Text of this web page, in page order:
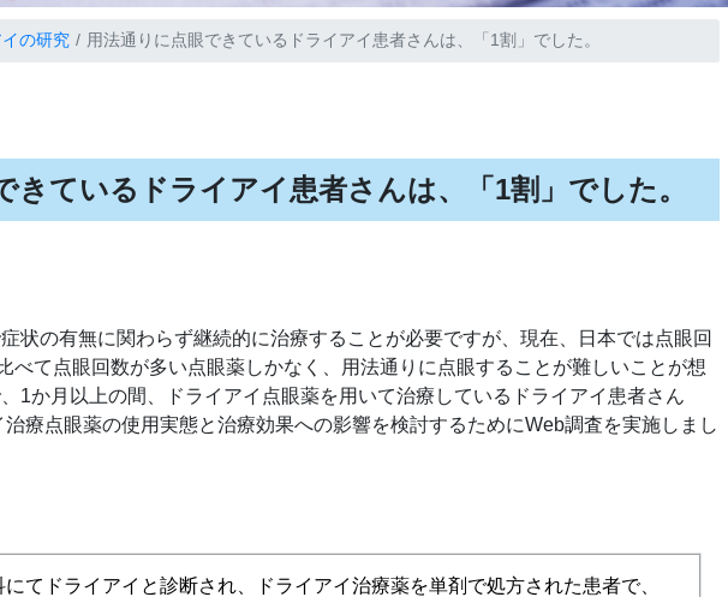
イの研究 用法通りに点眼できているドライアイ患者さんは、「1割」でした。
きているドライアイ患者さんは、「1割」でした。
状の有無に関わらず継続的に治療することが必要ですが、現在、日本では点眼回
べて点眼回数が多い点眼薬しかなく、用法通りに点眼することが難しいことが想
1か月以上の間、ドライアイ点眼薬を用いて治療しているドライアイ患者さん
療点眼薬の使用実態と治療効果への影響を検討するためにWeb調査を実施しまし
にてドライアイと診断され、ドライアイ治療薬を単剤で処方された患者で、